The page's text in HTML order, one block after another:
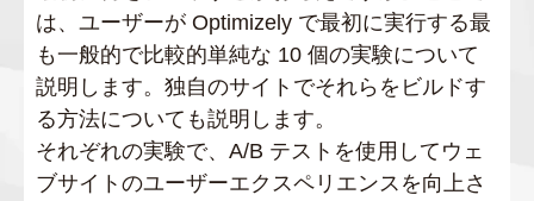
は、ユーザーが Optimizely で最初に実行する最
も一般的で比較的単純な 10 個の実験について
説明します。独自のサイトでそれらをビルドす
る方法についても説明します。
それぞれの実験で、A/B テストを使用してウェ
ブサイトのユーザーエクスペリエンスを向上さ